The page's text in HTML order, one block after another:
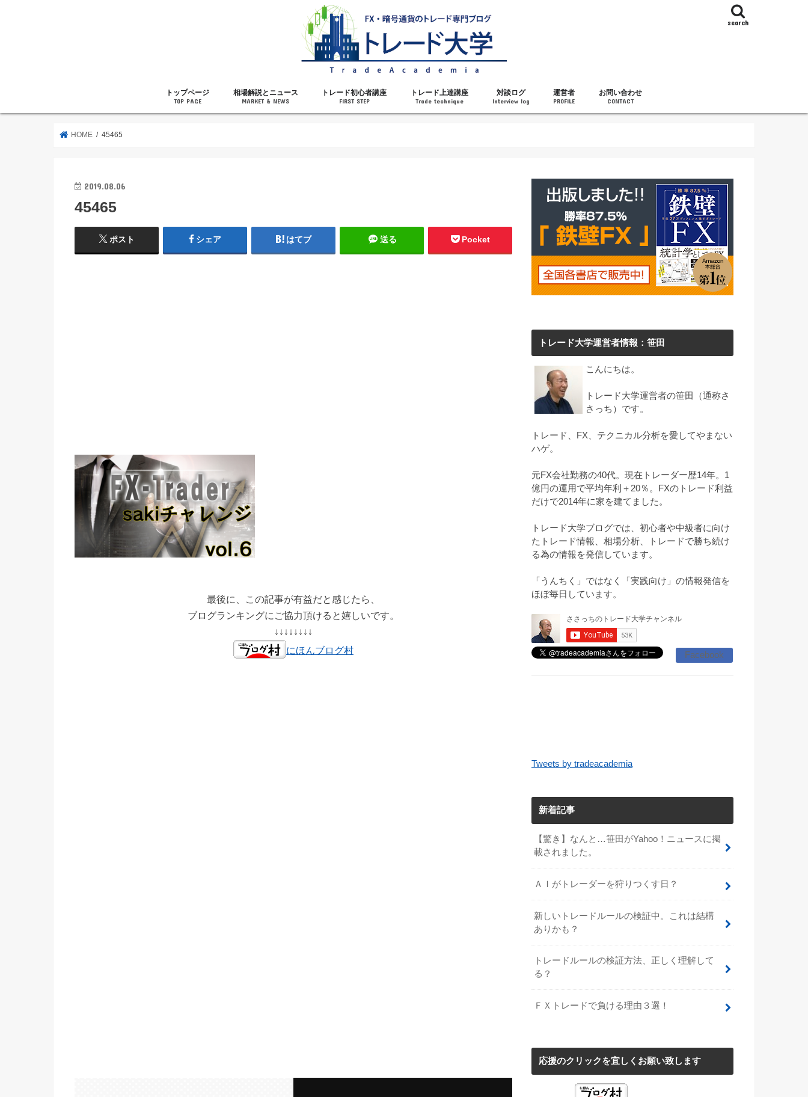
search
トップページ
TOP PAGE
相場解説とニュース
MARKET & NEWS
トレード初心者講座
FIRST STEP
トレード上達講座
Trade technique
対談ログ
Interview log
運営者
PROFILE
お問い合わせ
CONTACT
HOME 45465
2019.08.06
45465
ポスト シェア はてブ 送る Pocket
最後に、この記事が有益だと感じたら、
ブログランキングにご協力頂けると嬉しいです。
↓↓↓↓↓↓↓↓
にほんブログ村
トレード大学運営者情報：笹田
こんにちは。
トレード大学運営者の笹田（通称さ
さっち）です。
トレード、FX、テクニカル分析を愛してやまない
ハゲ。
元FX会社勤務の40代。現在トレーダー歴14年。1
億円の運用で平均年利＋20％。FXのトレード利益
だけで2014年に家を建てました。
トレード大学ブログでは、初心者や中級者に向け
たトレード情報、相場分析、トレードで勝ち続け
る為の情報を発信しています。
「うんちく」ではなく「実践向け」の情報発信を
ほぼ毎日しています。
Facebook
Tweets by tradeacademia
新着記事
【驚き】なんと…笹田がYahoo！ニュースに掲
載されました。
ＡＩがトレーダーを狩りつくす日？
新しいトレードルールの検証中。これは結構
ありかも？
トレードルールの検証方法、正しく理解して
る？
ＦＸトレードで負ける理由３選！
応援のクリックを宜しくお願い致します